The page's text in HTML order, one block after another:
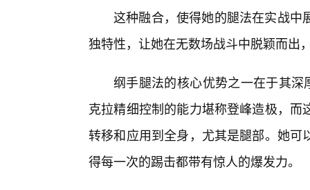
这种融合，使得她的腿法在实战中
独特性，让她在无数场战斗中脱颖而出
纲手腿法的核心优势之一在于其深
克拉精细控制的能力堪称登峰造极，
转移和应用到全身，尤其是腿部。她
得每一次的踢击都带有惊人的爆发力。